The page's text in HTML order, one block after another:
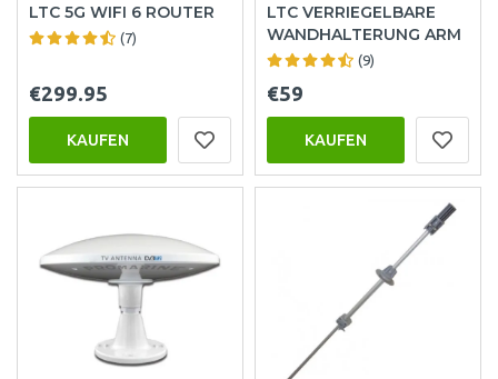
LTC 5G WIFI 6 ROUTER
(7)
€299.95
KAUFEN
LTC VERRIEGELBARE
WANDHALTERUNG ARM
(9)
€59
KAUFEN